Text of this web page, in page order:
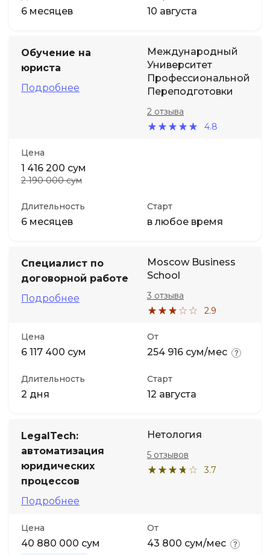
6 месяцев 10 августа
Обучение на
юриста
Подробнее
Международный
Университет
Профессиональной
Переподготовки
4.8
2 отзыва
Цена
1 416 200 сум
2 190 000 сум
Длительность
6 месяцев
Старт
в любое время
Специалист по
договорной работе
Подробнее
Moscow Business
School
2.9
3 отзыва
Цена
6 117 400 сум
От
254 916 сум/мес
Длительность
2 дня
Старт
12 августа
LegalTech:
автоматизация
юридических
процессов
Подробнее
Нетология
3.7
5 отзывов
Цена
40 880 000 сум
От
43 800 сум/мес